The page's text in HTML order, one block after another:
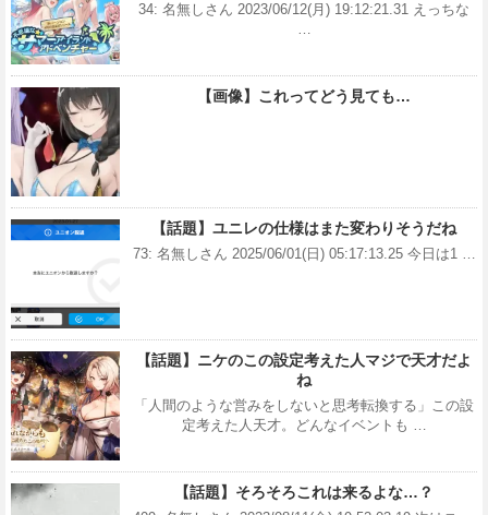
34: 名無しさん 2023/06/12(月) 19:12:21.31 えっちな
…
【画像】これってどう見ても…
【話題】ユニレの仕様はまた変わりそうだね
73: 名無しさん 2025/06/01(日) 05:17:13.25 今日は1 …
【話題】ニケのこの設定考えた人マジで天才だよ
ね
「人間のような営みをしないと思考転換する」この設
定考えた人天才。どんなイベントも …
【話題】そろそろこれは来るよな…？